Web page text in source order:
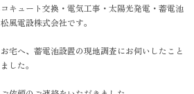
キュート交換・電気工事・太陽光発電・蓄電池
風電設株式会社です。
宅へ、蓄電池設置の現地調査にお伺いしたこと
した。